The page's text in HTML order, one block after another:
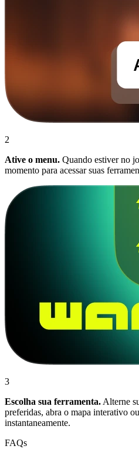
2
Ative o menu. Quando estiver no
momento para acessar suas
3
Escolha sua ferramenta. Alterne
preferidas, abra o mapa interativo
instantaneamente.
FAQs